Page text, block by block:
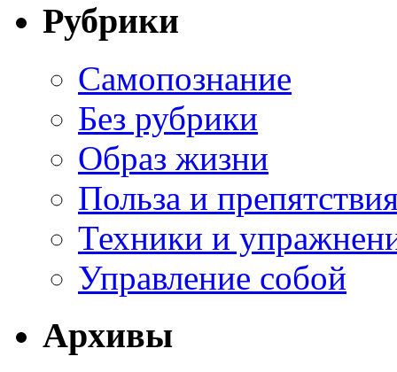
Рубрики
Cамопознание
Без рубрики
Образ жизни
Польза и
Техники и
Управление собой
Архивы